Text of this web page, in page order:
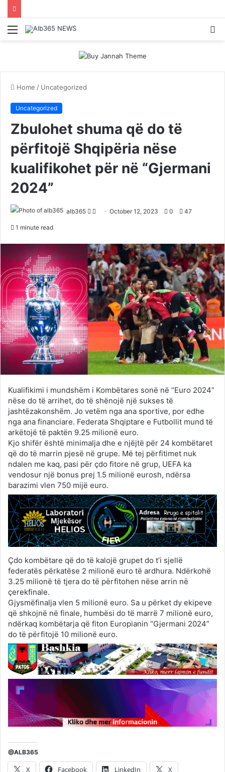
Menu
Home / Uncategorized
Uncategorized
Zbulohet shuma që do të
përfitojë Shqipëria nëse
kualifikohet për në “Gjermani
2024”
alb365
Follow
SendOctober 12, 2023 0 47
1 minute read
Kualifikimi i mundshëm i Kombëtares sonë në “Euro 2024”
nëse do të arrihet, do të shënojë një sukses të
jashtëzakonshëm. Jo vetëm nga ana sportive, por edhe
nga ana financiare. Federata Shqiptare e Futbollit mund të
arkëtojë të paktën 9.25 milionë euro.
Kjo shifër është minimalja dhe e njëjtë për 24 kombëtaret
që do të marrin pjesë në grupe. Më tej përfitimet nuk
ndalen me kaq, pasi për çdo fitore në grup, UEFA ka
vendosur një bonus prej 1.5 milionë eurosh, ndërsa
barazimi vlen 750 mijë euro.
Çdo kombëtare që do të kalojë grupet do t’i sjellë
federatës përkatëse 2 milionë euro të ardhura. Ndërkohë
3.25 milionë të tjera do të përfitohen nëse arrin në
çerekfinale.
Gjysmëfinalja vlen 5 milionë euro. Sa u përket dy ekipeve
që shkojnë në finale, humbësi do të marrë 7 milionë euro,
ndërkaq kombëtarja që fiton Europianin “Gjermani 2024”
do të përfitojë 10 milionë euro.
@ALB365
X Facebook LinkedIn X